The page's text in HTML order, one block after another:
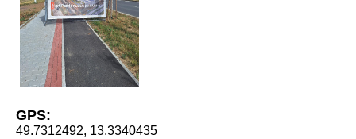
GPS:
49.7312492, 13.3340435